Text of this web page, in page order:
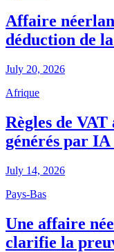
Affaire
déduction de
July 20, 2026
Afrique
Règles de
générés par IA
July 14, 2026
Pays-Bas
Une affaire
clarifie la